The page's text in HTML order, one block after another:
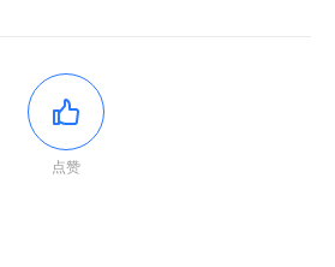
点赞